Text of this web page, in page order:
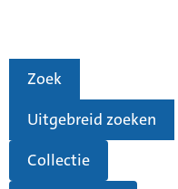
Zoek
Uitgebreid zoeken
Collectie